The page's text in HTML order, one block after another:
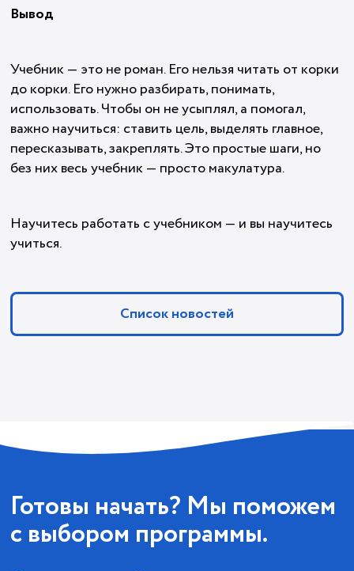
Вывод
Учебник — это не роман. Его нельзя читать от корки
до корки. Его нужно разбирать, понимать,
использовать. Чтобы он не усыплял, а помогал,
важно научиться: ставить цель, выделять главное,
пересказывать, закреплять. Это простые шаги, но
без них весь учебник — просто макулатура.
Научитесь работать с учебником — и вы научитесь
учиться.
Список новостей
Готовы начать? Мы поможем
с выбором программы.